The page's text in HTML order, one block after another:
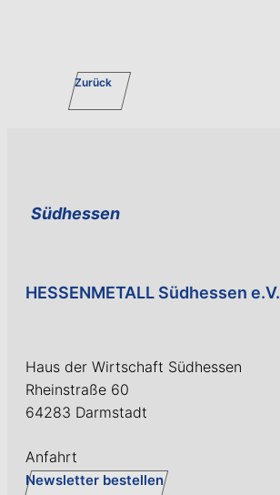
Zurück
Südhessen
HESSENMETALL Südhessen e.V.
Haus der Wirtschaft Südhessen
Rheinstraße 60
64283 Darmstadt
Anfahrt
Newsletter bestellen